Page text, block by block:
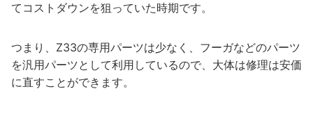
てコストダウンを狙っていた時期です。
つまり、Z33の専用パーツは少なく、フーガなどのパーツ
を汎用パーツとして利用しているので、大体は修理は安価
に直すことができます。